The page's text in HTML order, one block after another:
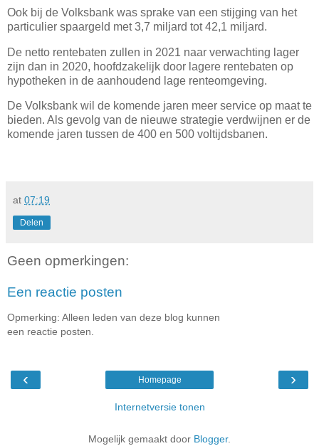
Ook bij de Volksbank was sprake van een stijging van het
particulier spaargeld met 3,7 miljard tot 42,1 miljard.
De netto rentebaten zullen in 2021 naar verwachting lager
zijn dan in 2020, hoofdzakelijk door lagere rentebaten op
hypotheken in de aanhoudend lage renteomgeving.
De Volksbank wil de komende jaren meer service op maat te
bieden. Als gevolg van de nieuwe strategie verdwijnen er de
komende jaren tussen de 400 en 500 voltijdsbanen.
at 07:19
Delen
Geen opmerkingen:
Een reactie posten
Opmerking: Alleen leden van deze blog kunnen
een reactie posten.
‹ ›
Homepage
Internetversie tonen
Mogelijk gemaakt door Blogger.